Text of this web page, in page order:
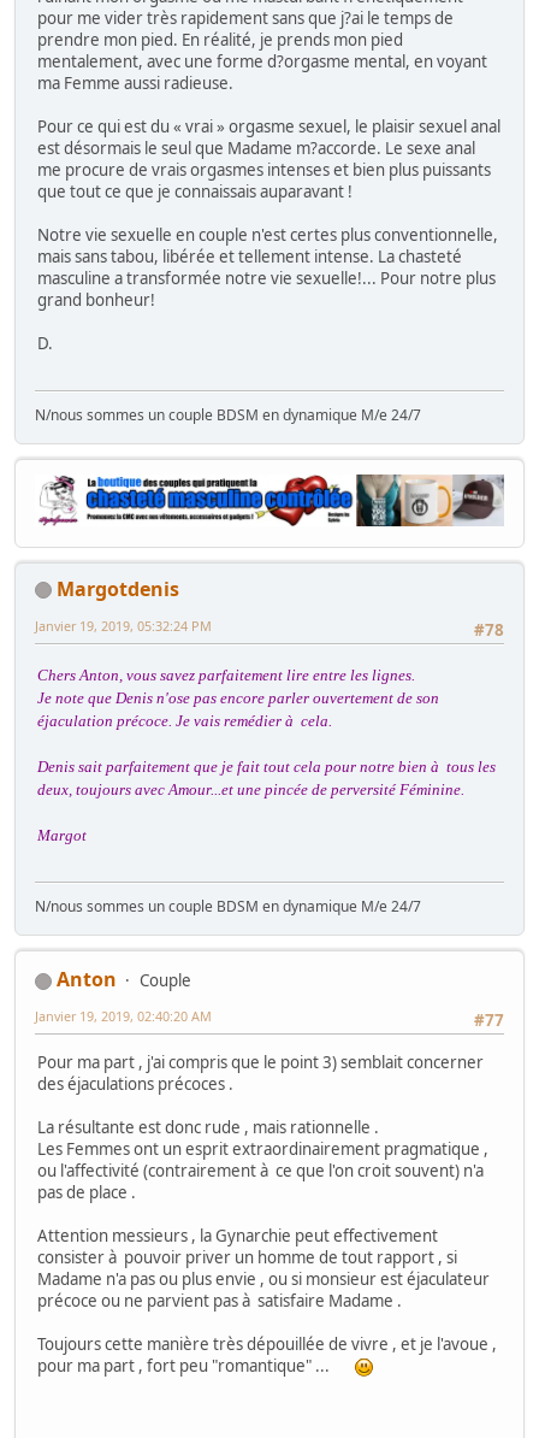
pour me vider très rapidement sans que j?ai le temps de
prendre mon pied. En réalité, je prends mon pied
mentalement, avec une forme d?orgasme mental, en voyant
ma Femme aussi radieuse.
Pour ce qui est du « vrai » orgasme sexuel, le plaisir sexuel anal
est désormais le seul que Madame m?accorde. Le sexe anal
me procure de vrais orgasmes intenses et bien plus puissants
que tout ce que je connaissais auparavant !
Notre vie sexuelle en couple n'est certes plus conventionnelle,
mais sans tabou, libérée et tellement intense. La chasteté
masculine a transformée notre vie sexuelle!... Pour notre plus
grand bonheur!
D.
N/nous sommes un couple BDSM en dynamique M/e 24/7
Margotdenis
#78
Janvier 19, 2019, 05:32:24 PM
Chers Anton, vous savez parfaitement lire entre les lignes.
Je note que Denis n'ose pas encore parler ouvertement de son
éjaculation précoce. Je vais remédier à cela.
Denis sait parfaitement que je fait tout cela pour notre bien à tous les
deux, toujours avec Amour...et une pincée de perversité Féminine.
Margot
N/nous sommes un couple BDSM en dynamique M/e 24/7
Anton
Couple
#77
Janvier 19, 2019, 02:40:20 AM
Pour ma part , j'ai compris que le point 3) semblait concerner
des éjaculations précoces .
La résultante est donc rude , mais rationnelle .
Les Femmes ont un esprit extraordinairement pragmatique ,
ou l'affectivité (contrairement à ce que l'on croit souvent) n'a
pas de place .
Attention messieurs , la Gynarchie peut effectivement
consister à pouvoir priver un homme de tout rapport , si
Madame n'a pas ou plus envie , ou si monsieur est éjaculateur
précoce ou ne parvient pas à satisfaire Madame .
Toujours cette manière très dépouillée de vivre , et je l'avoue ,
pour ma part , fort peu "romantique" ...